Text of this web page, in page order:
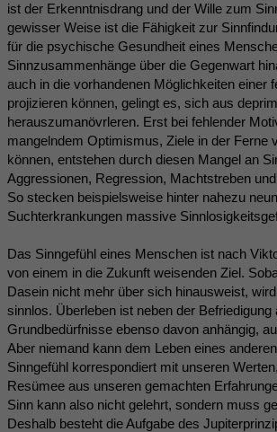
ist der Erkenntnisdrang und der Wille zum
gewisser Weise ist die Fähigkeit zur
für die psychische Gesundheit eines
Sinnzusammenhänge über die Gegenwart
auch in die vorhandenen Möglichkeiten einer
projizieren können, gelingt es, sich aus
herauszumanövrleren. Erst bei fehlender
mangelndem Optimismus, Ziele in der Ferne
können, entstehen durch diesen Mangel an
Aggressionen, Regression, Machtstreben
So stecken beispielsweise hinter nahezu
Suchterkrankungen massive
Das Sinngefühl eines Menschen ist nach
von einem in die Zukunft weisenden Ziel.
Dasein nicht mehr über sich hinausweist,
sinnlos. Überleben ist neben der Befriedigung
Grundbedürfnisse ebenso davon anhängig,
Aber niemand kann dem Leben eines
Sinngefühl korrespondiert mit unseren
Resümee aus unseren gemachten
Sinn kann also nicht gelehrt, sondern muss
Deshalb besteht die Aufgabe des